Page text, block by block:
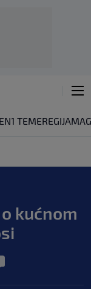
N1 TEMEREGIJA
kućnom